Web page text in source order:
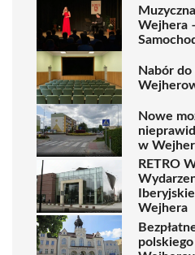
Wejhera
Nabór
Nowe
w
RETRO
Wejhera